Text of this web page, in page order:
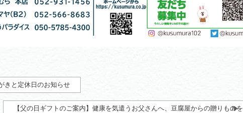
きと定休日のお知らせ
【父の日ギフトのご案内】健康を気遣うお父さんへ、豆腐屋からの贈りものを